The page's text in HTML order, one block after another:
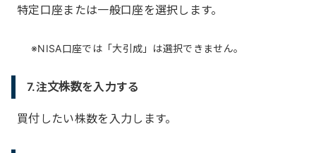
特定口座または一般口座を選択します。
NISA口座では「大引成」は選択できません。
7.注文株数を入力する
買付したい株数を入力します。